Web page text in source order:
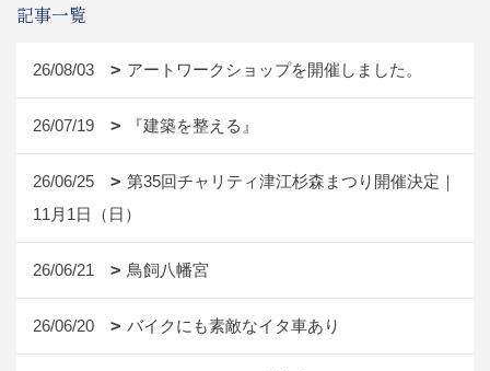
記事一覧
26/08/03 アートワークショップを開催しました。
26/07/19 『建築を整える』
26/06/25
第35回チャリティ津江杉森まつり開催決定｜
11月1日（日）
26/06/21 鳥飼八幡宮
26/06/20 バイクにも素敵なイタ車あり